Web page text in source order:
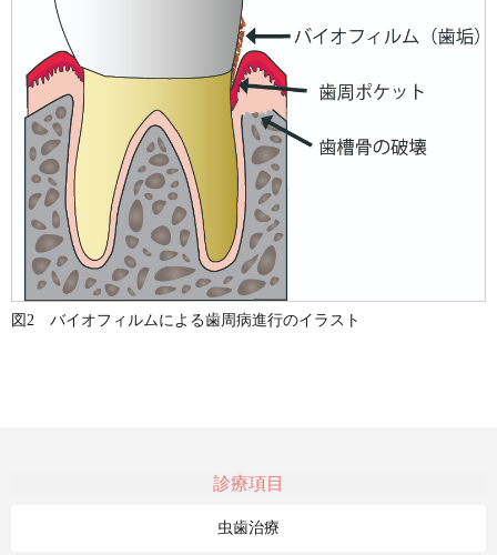
図2 バイオフィルムによる歯周病進行のイラスト
診療項目
虫歯治療